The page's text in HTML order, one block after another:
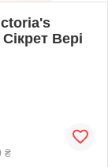
Вері
₴